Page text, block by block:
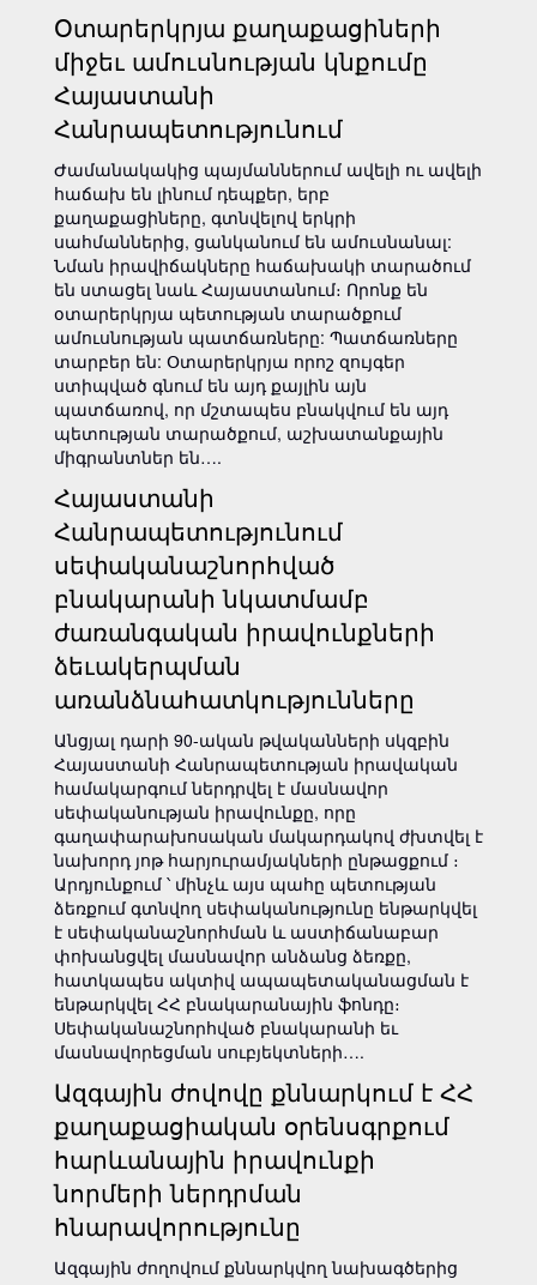
Օտարերկրյա քաղաքացիների
միջեւ ամուսնության կնքումը
Հայաստանի
Հանրապետությունում
Ժամանակակից պայմաններում ավելի ու ավելի
հաճախ են լինում դեպքեր, երբ
քաղաքացիները, գտնվելով երկրի
սահմաններից, ցանկանում են ամուսնանալ:
Նման իրավիճակները հաճախակի տարածում
են ստացել նաև Հայաստանում։ Որոնք են
օտարերկրյա պետության տարածքում
ամուսնության պատճառները: Պատճառները
տարբեր են: Օտարերկրյա որոշ զույգեր
ստիպված գնում են այդ քայլին այն
պատճառով, որ մշտապես բնակվում են այդ
պետության տարածքում, աշխատանքային
միգրանտներ են….
Հայաստանի
Հանրապետությունում
սեփականաշնորհված
բնակարանի նկատմամբ
ժառանգական իրավունքների
ձեւակերպման
առանձնահատկությունները
Անցյալ դարի 90-ական թվականների սկզբին
Հայաստանի Հանրապետության իրավական
համակարգում ներդրվել է մասնավոր
սեփականության իրավունքը, որը
գաղափարախոսական մակարդակով ժխտվել է
նախորդ յոթ հարյուրամյակների ընթացքում ։
Արդյունքում ՝ մինչև այս պահը պետության
ձեռքում գտնվող սեփականությունը ենթարկվել
է սեփականաշնորհման և աստիճանաբար
փոխանցվել մասնավոր անձանց ձեռքը,
հատկապես ակտիվ ապապետականացման է
ենթարկվել ՀՀ բնակարանային ֆոնդը։
Սեփականաշնորհված բնակարանի եւ
մասնավորեցման սուբյեկտների….
Ազգային ժովովը քննարկում է ՀՀ
քաղաքացիական օրենսգրքում
հարևանային իրավունքի
նորմերի ներդրման
հնարավորությունը
Ազգային ժողովում քննարկվող նախագծերից